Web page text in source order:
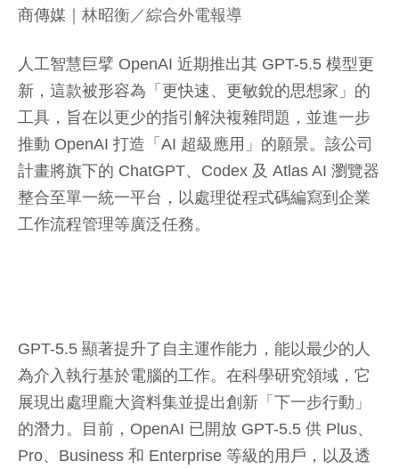
商傳媒 ｜林昭衡／綜合外電報導
人工智慧巨擘 OpenAI 近期推出其 GPT-5.5 模型更
新，這款被形容為「更快速、更敏銳的思想家」的
工具，旨在以更少的指引解決複雜問題，並進一步
推動 OpenAI 打造「AI 超級應用」的願景。該公司
計畫將旗下的 ChatGPT、Codex 及 Atlas AI 瀏覽器
整合至單一統一平台，以處理從程式碼編寫到企業
工作流程管理等廣泛任務。
GPT-5.5 顯著提升了自主運作能力，能以最少的人
為介入執行基於電腦的工作。在科學研究領域，它
展現出處理龐大資料集並提出創新「下一步行動」
的潛力。目前，OpenAI 已開放 GPT-5.5 供 Plus、
Pro、Business 和 Enterprise 等級的用戶，以及透